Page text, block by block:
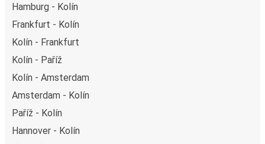
Hamburg - Kolín
Frankfurt - Kolín
Kolín - Frankfurt
Kolín - Paříž
Kolín - Amsterdam
Amsterdam - Kolín
Paříž - Kolín
Hannover - Kolín